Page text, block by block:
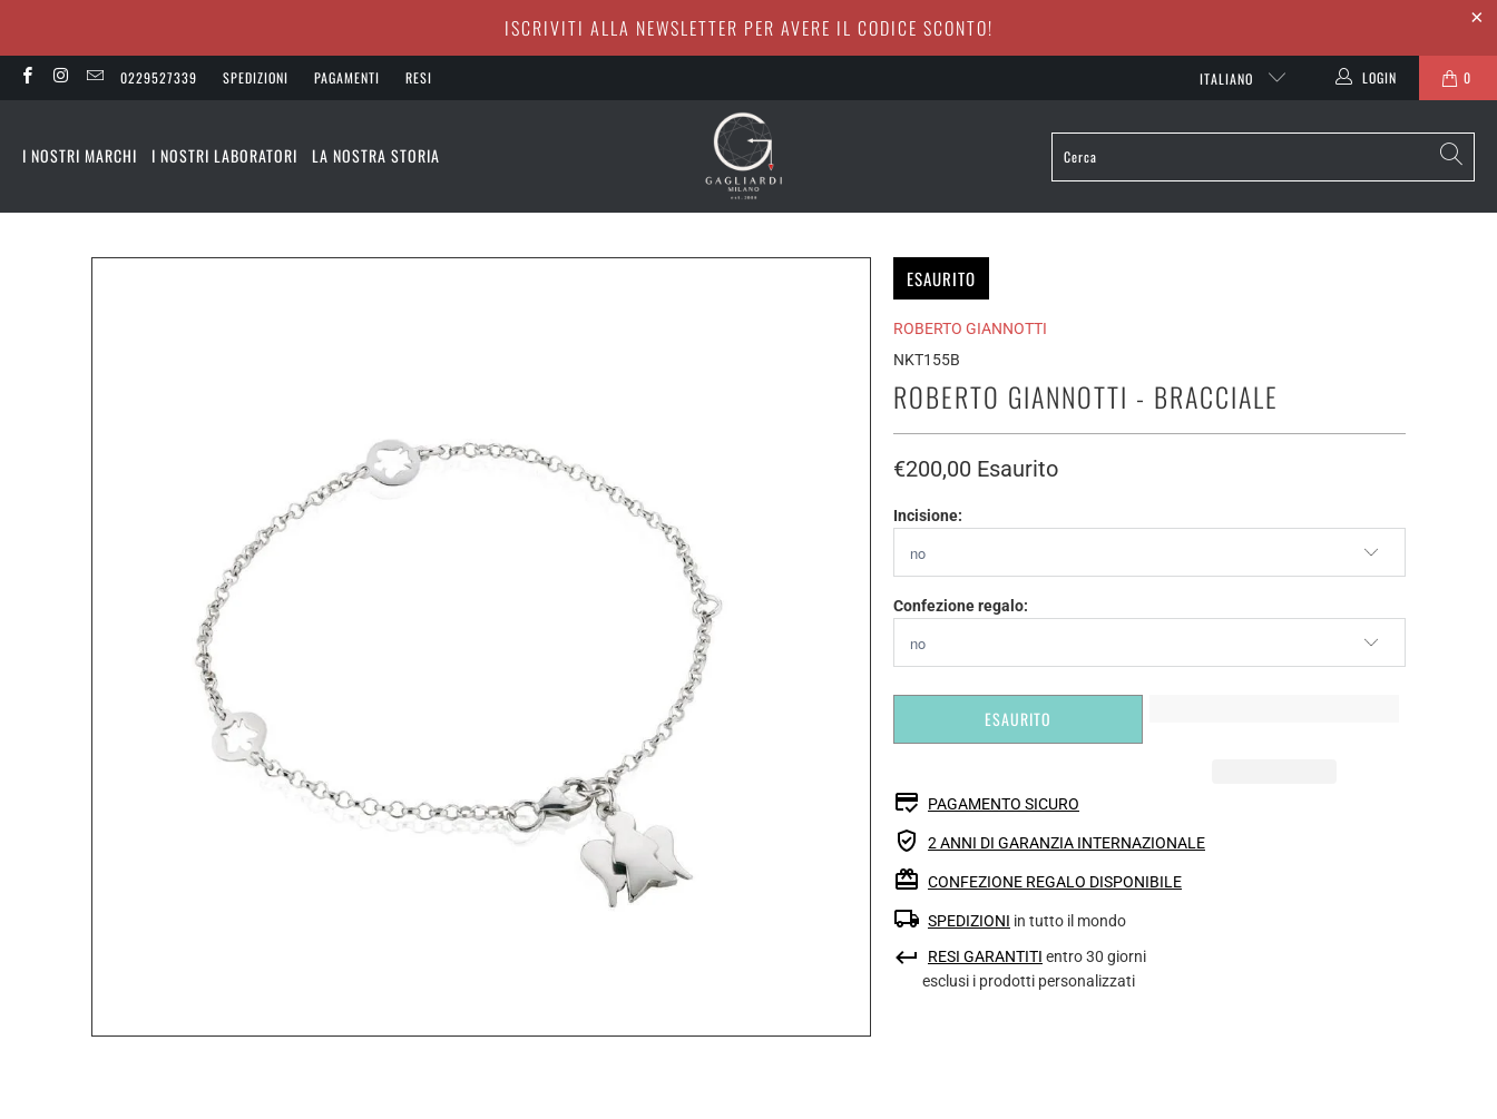
ISCRIVITI ALLA NEWSLETTER PER AVERE IL CODICE SCONTO!
0229527339 SPEDIZIONI PAGAMENTI RESI ITALIANO LOGIN 0
I NOSTRI MARCHI I NOSTRI LABORATORI LA NOSTRA STORIA
ESAURITO
ROBERTO GIANNOTTI
NKT155B
ROBERTO GIANNOTTI - BRACCIALE
€200,00 Esaurito
Incisione:
Confezione regalo:
ESAURITO
PAGAMENTO SICURO
2 ANNI DI GARANZIA INTERNAZIONALE
CONFEZIONE REGALO DISPONIBILE
SPEDIZIONI in tutto il mondo
RESI GARANTITI entro 30 giorni
esclusi i prodotti personalizzati